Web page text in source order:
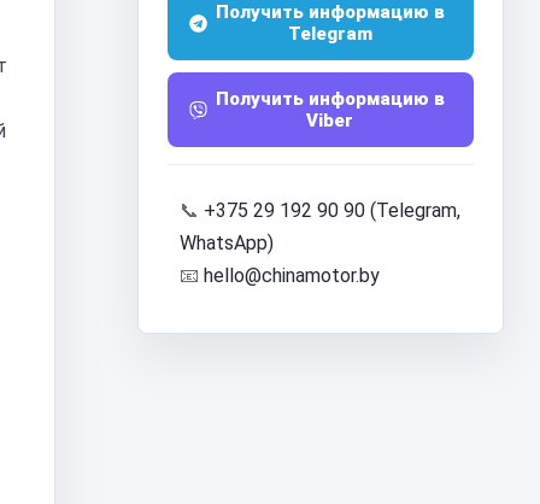
Получить информацию в
Telegram
Получить информацию в
Viber
📞 +375 29 192 90 90 (Telegram,
WhatsApp)
📧 hello@chinamotor.by